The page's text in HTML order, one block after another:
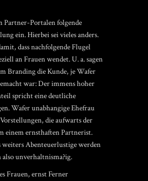
Portalen folgende
ein. Hierbei sei vieles anders.
dass nachfolgende Flugel
an Frauen wendet. U. a. sagen
Branding die Kunde, je Wafer
war: Der immens hoher
spricht eine deutliche
Wafer unabhangige Ehefrau
die aufwarts der
einem ernsthaften Partnerist.
Abenteuerlustige werden
unverhaltnisma?ig.
Frauen, ernst Ferner